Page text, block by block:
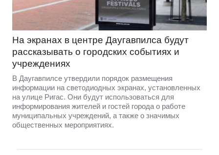
На экранах в центре Даугавпилса будут
рассказывать о городских событиях и
учреждениях
В Даугавпилсе утвердили порядок размещения
информации на светодиодных экранах, установленных
на улице Ригас. Они будут использоваться для
информирования жителей и гостей города о работе
муниципальных учреждений, а также о значимых
общественных мероприятиях.